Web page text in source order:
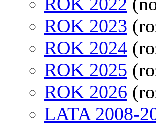
ROK 2023
ROK 2024
ROK 2025
ROK 2026
LATA 2008-